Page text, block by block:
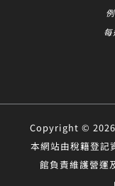
Copyright ©
本網站由稅籍登記
館負責維護營運